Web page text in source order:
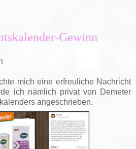
Gewinn
mich eine erfreuliche Nachricht
ich nämlich privat von Demeter
angeschrieben.